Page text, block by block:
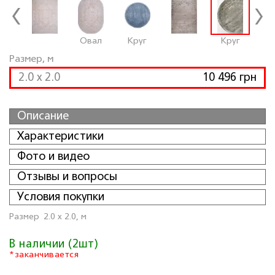
Размер, м
2.0 x 2.0 10 496 грн
Овал Круг Круг
Описание
Характеристики
Фото и видео
Отзывы и вопросы
Условия покупки
Размер 2.0 x 2.0, м
В наличии (2шт)
*заканчивается